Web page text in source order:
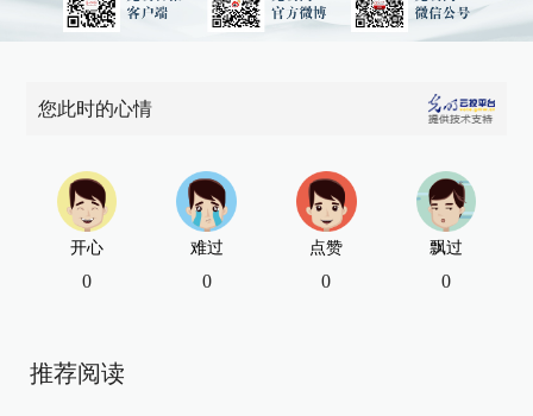
您此时的心情
开心
0
难过
0
点赞
0
飘过
0
推荐阅读